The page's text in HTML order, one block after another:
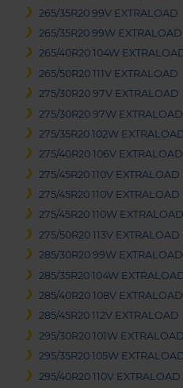
265/35R20 99V EXTRALOAD
265/35R20 99W EXTRALOAD
265/40R20 104W
265/50R20 111V EXTRALOAD
275/30R20 97V EXTRALOAD
275/30R20 97W EXTRALOAD
275/35R20 102W
275/40R20 106V EXTRALOAD
275/45R20 110V EXTRALOAD
275/45R20 110V
275/45R20 110W EXTRALOAD
275/50R20 113V EXTRALOAD
285/30R20 99W EXTRALOAD
285/35R20 104W
285/40R20 108V EXTRALOAD
285/45R20 112V EXTRALOAD
295/30R20 101W EXTRALOAD
295/35R20 105W
295/40R20 110V EXTRALOAD